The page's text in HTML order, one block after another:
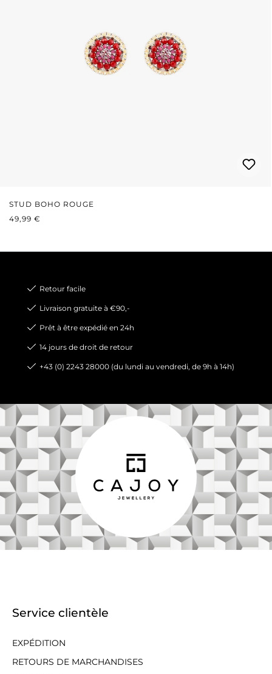
STUD BOHO ROUGE
PRIX RÉGULIER :
49,99 €
Retour facile
Livraison gratuite à €90,-
Prêt à être expédié en 24h
14 jours de droit de retour
+43 (0) 2243 28000 (du lundi au vendredi, de 9h à 14h)
Service clientèle
EXPÉDITION
RETOURS DE MARCHANDISES